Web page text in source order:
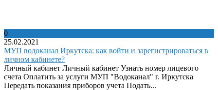
0
25.02.2021
МУП водоканал Иркутска: как войти и зарегистрироваться в
личном кабинете?
Личный кабинет Личный кабинет Узнать номер лицевого
счета Оплатить за услуги МУП "Водоканал" г. Иркутска
Передать показания приборов учета Подать...